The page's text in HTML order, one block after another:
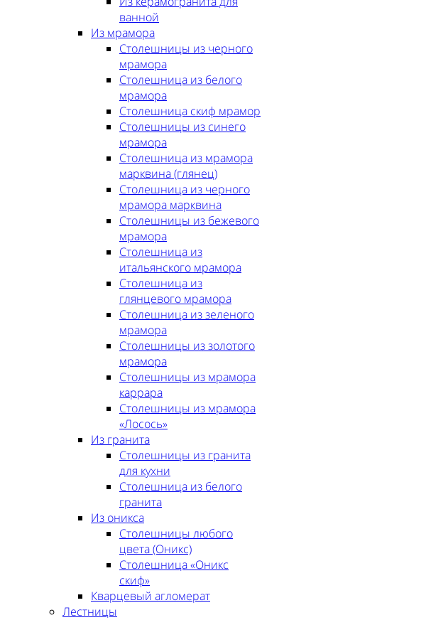
ванной
Из мрамора
Столешницы из черного
мрамора
Столешница из белого
мрамора
Столешница скиф мрамор
Столешницы из синего
мрамора
Столешница из мрамора
марквина (глянец)
Столешница из черного
мрамора марквина
Столешницы из бежевого
мрамора
Столешница из
итальянского мрамора
Столешница из
глянцевого мрамора
Столешница из зеленого
мрамора
Столешницы из золотого
мрамора
Столешницы из мрамора
каррара
Столешницы из мрамора
«Лосось»
Из гранита
Столешницы из гранита
для кухни
Столешница из белого
гранита
Из оникса
Столешницы любого
цвета (Оникс)
Столешница «Оникс
скиф»
Кварцевый агломерат
Лестницы